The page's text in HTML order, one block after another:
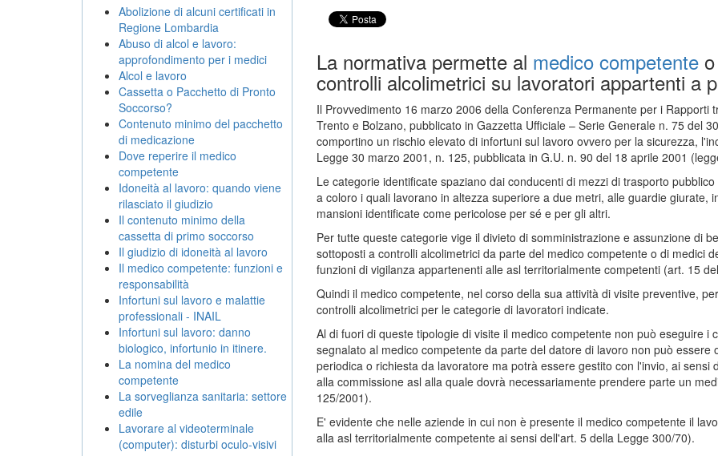
La normativa permette al medico competenteo
controlli alcolimetrici su lavoratori appartenti a
Il Provvedimento 16 marzo 2006 della Conferenza Permanente per i Rapporti
Trento e Bolzano, pubblicato in Gazzetta Ufficiale – Serie Generale n. 75 del
comportino un rischio elevato di infortuni sul lavoro ovvero per la sicurezza,
Legge 30 marzo 2001, n. 125, pubblicata in G.U. n. 90 del 18 aprile 2001
Le categorie identificate spaziano dai conducenti di mezzi di trasporto
a coloro i quali lavorano in altezza superiore a due metri, alle guardie giurate,
mansioni identificate come pericolose per sé e per gli altri.
Per tutte queste categorie vige il divieto di somministrazione e assunzione di
sottoposti a controlli alcolimetrici da parte del medico competente o di medici
funzioni di vigilanza appartenenti alle asl territorialmente competenti (art. 15
Quindi il medico competente, nel corso della sua attività di visite preventive,
controlli alcolimetrici per le categorie di lavoratori indicate.
Al di fuori di queste tipologie di visite il medico competente non può eseguire i
segnalato al medico competente da parte del datore di lavoro non può
periodica o richiesta da lavoratore ma potrà essere gestito con l'invio, ai
alla commissione asl alla quale dovrà necessariamente prendere parte un
125/2001).
E' evidente che nelle aziende in cui non è presente il medico competente il
alla asl territorialmente competente ai sensi dell'art. 5 della Legge 300/70).
Abolizione di alcuni certificati in
Regione Lombardia
Abuso di alcol e lavoro:
approfondimento per i medici
Alcol e lavoro
Cassetta o Pacchetto di Pronto
Soccorso?
Contenuto minimo del pacchetto
di medicazione
Dove reperire il medico
competente
Idoneità al lavoro: quando viene
rilasciato il giudizio
Il contenuto minimo della
cassetta di primo soccorso
Il giudizio di idoneità al lavoro
Il medico competente: funzioni e
responsabilità
Infortuni sul lavoro e malattie
professionali - INAIL
Infortuni sul lavoro: danno
biologico, infortunio in itinere.
La nomina del medico
competente
La sorveglianza sanitaria: settore
edile
Lavorare al videoterminale
(computer): disturbi oculo-visivi